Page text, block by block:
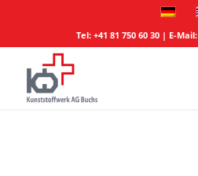
Tel: +41 81 750 60 30| E-Mail: